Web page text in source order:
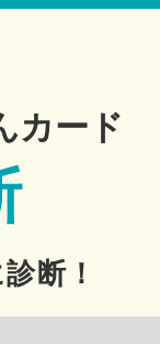
カード
断！